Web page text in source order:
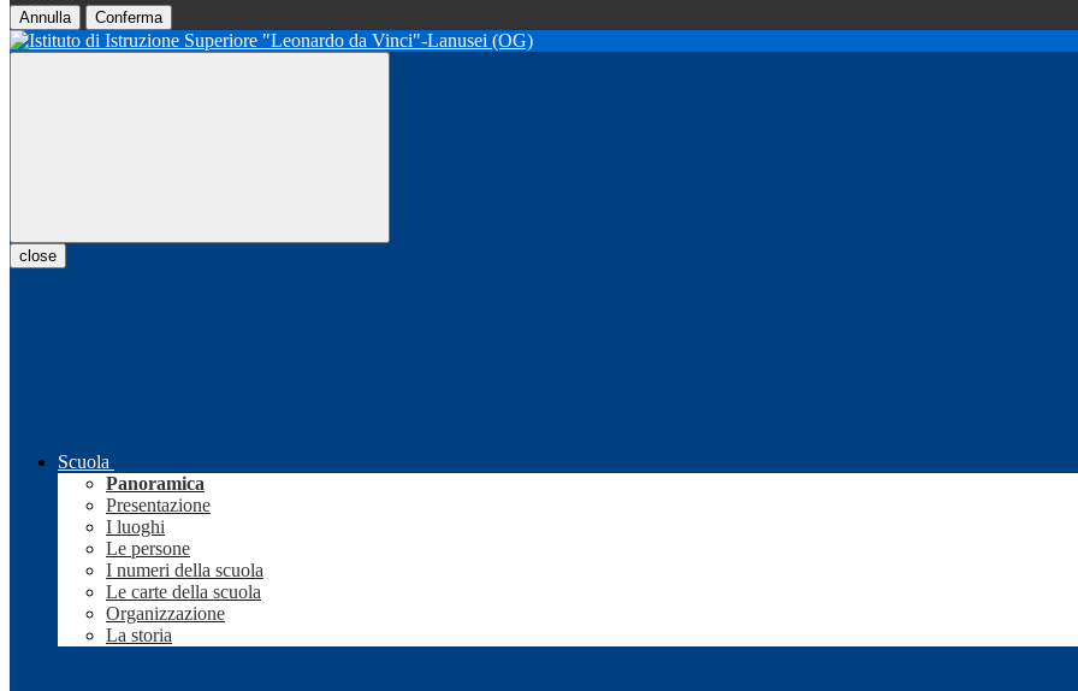
Annulla Conferma
close
Scuola
Panoramica
Presentazione
I luoghi
Le persone
I numeri della scuola
Le carte della scuola
Organizzazione
La storia